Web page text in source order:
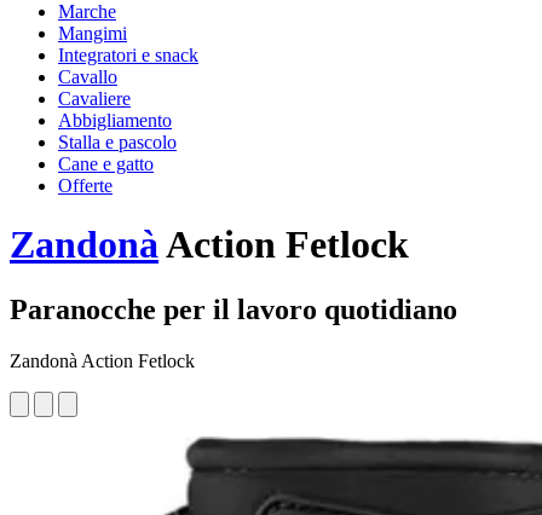
Marche
Mangimi
Integratori e snack
Cavallo
Cavaliere
Abbigliamento
Stalla e pascolo
Cane e gatto
Offerte
ZandonàAction Fetlock
Paranocche per il lavoro quotidiano
Zandonà Action Fetlock